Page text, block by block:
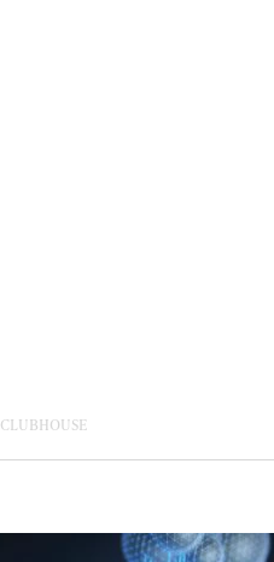
CLUBHOUSE